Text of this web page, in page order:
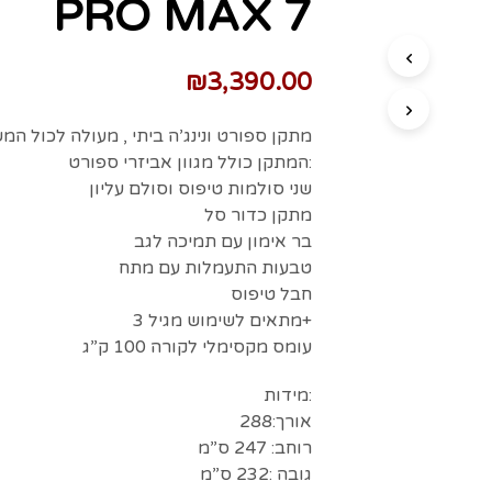
PRO MAX 7
₪3,390.00
מתקן ספורט ונינג’ה ביתי , מעולה לכול
המתקן כולל מגוון אביזרי ספורט:
שני סולמות טיפוס וסולם עליון
מתקן כדור סל
בר אימון עם תמיכה לגב
טבעות התעמלות עם מתח
חבל טיפוס
מתאים לשימוש מגיל 3+
עומס מקסימלי לקורה 100 ק”ג
מידות:
אורך:288
רוחב: 247 ס”מ
גובה :232 ס”מ